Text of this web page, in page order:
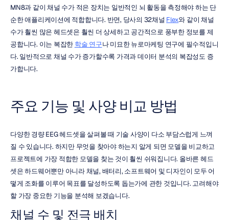
MN8과 같이 채널 수가 적은 장치는 일반적인 뇌 활동을 측정해야 하는 단
순한 애플리케이션에 적합합니다. 반면, 당사의 32채널 Flex와 같이 채널
수가 훨씬 많은 헤드셋은 훨씬 더 상세하고 공간적으로 풍부한 정보를 제
공합니다. 이는 복잡한 학술 연구나 미묘한 뉴로마케팅 연구에 필수적입니
다. 일반적으로 채널 수가 증가할수록 가격과 데이터 분석의 복잡성도 증
가합니다.
주요 기능 및 사양 비교 방법
다양한 경량 EEG 헤드셋을 살펴볼 때 기술 사양이 다소 부담스럽게 느껴
질 수 있습니다. 하지만 무엇을 찾아야 하는지 알게 되면 모델을 비교하고
프로젝트에 가장 적합한 모델을 찾는 것이 훨씬 쉬워집니다. 올바른 헤드
셋은 하드웨어뿐만 아니라 채널, 배터리, 소프트웨어 및 디자인이 모두 어
떻게 조화를 이루어 목표를 달성하도록 돕는가에 관한 것입니다. 고려해야
할 가장 중요한 기능을 분석해 보겠습니다.
채널 수 및 전극 배치